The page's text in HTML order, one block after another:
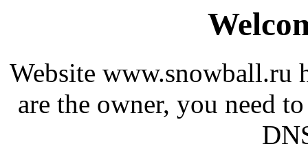
Website www.snowball.ru
are the owner, you need